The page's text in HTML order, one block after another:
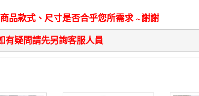
品款式、尺寸是否合乎您所需求 ~謝謝
有疑問請先另詢客服人員